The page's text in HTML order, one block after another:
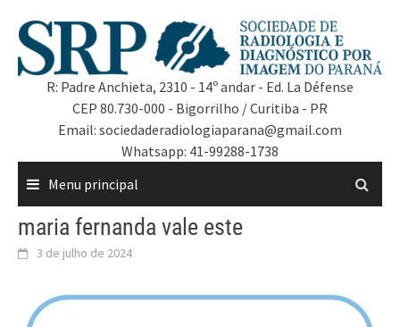
R: Padre Anchieta, 2310 - 14º andar - Ed. La Défense
CEP 80.730-000 - Bigorrilho / Curitiba - PR
Email: sociedaderadiologiaparana@gmail.com
Whatsapp: 41-99288-1738
Menu principal
maria fernanda vale este
3 de julho de 2024
Tocador
de